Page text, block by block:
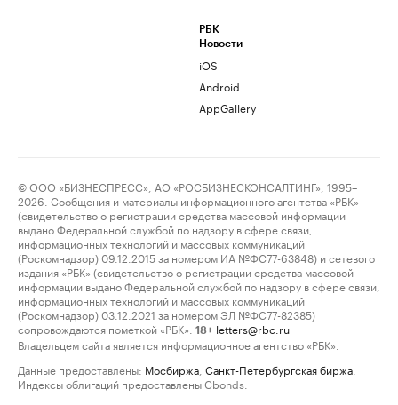
РБК
Новости
iOS
Android
AppGallery
© ООО «БИЗНЕСПРЕСС», АО «РОСБИЗНЕСКОНСАЛТИНГ», 1995–
2026. Сообщения и материалы информационного агентства «РБК»
(свидетельство о регистрации средства массовой информации
выдано Федеральной службой по надзору в сфере связи,
информационных технологий и массовых коммуникаций
(Роскомнадзор) 09.12.2015 за номером ИА №ФС77-63848) и сетевого
издания «РБК» (свидетельство о регистрации средства массовой
информации выдано Федеральной службой по надзору в сфере связи,
информационных технологий и массовых коммуникаций
(Роскомнадзор) 03.12.2021 за номером ЭЛ №ФС77-82385)
сопровождаются пометкой «РБК».
18+ letters@rbc.ru
Владельцем сайта является информационное агентство «РБК».
Данные предоставлены: Мосбиржа Санкт-Петербургская биржа
Индексы облигаций предоставлены Cbonds.